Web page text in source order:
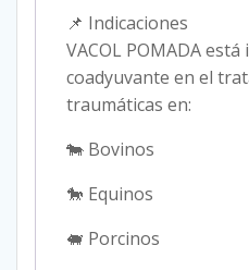
📌 Indicaciones
VACOL POMADA
coadyuvante en el
traumáticas en:
🐄 Bovinos
🐎 Equinos
🐖 Porcinos